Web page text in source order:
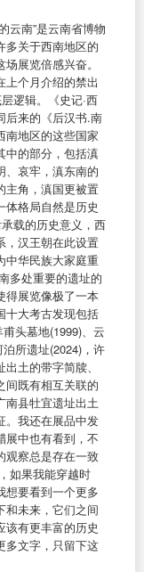
南”是云南省博物
多关于西南地区的
展览倍感兴奋。
上个月介绍的禁出
逻辑。《史记·西
后来的《后汉书.南
南地区的这些国家
中的部分，包括滇
、哀牢，滇东南的
主角，滇国更被置
体格局自然是历史
载的历史意义，西
，汉王朝在此设置
中华民族大家庭重
多处重要的遗址的
得展览像极了一本
十大考古发现包括
头墓地(1999)、云
所遗址(2024)，许
土的带字简牍、
间既有相互关联的
南县牡宜遗址出土
。我还在展品中发
展中也有看到，不
观察总是存在一致
如果我能穿越时
想要看到一个更多
和未来，它们之间
该有更丰富的历史
多文字，只留下这